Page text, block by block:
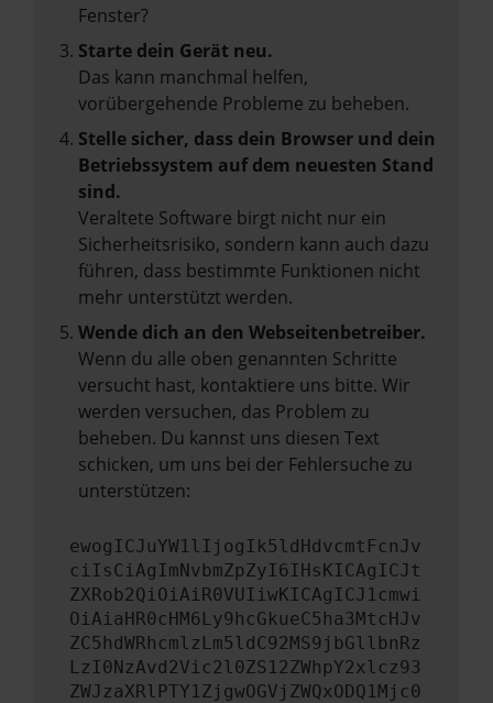
Fenster?
Starte dein Gerät neu.
Das kann manchmal helfen,
vorübergehende Probleme zu beheben.
Stelle sicher, dass dein Browser und dein
Betriebssystem auf dem neuesten Stand
sind.
Veraltete Software birgt nicht nur ein
Sicherheitsrisiko, sondern kann auch dazu
führen, dass bestimmte Funktionen nicht
mehr unterstützt werden.
Wende dich an den Webseitenbetreiber.
Wenn du alle oben genannten Schritte
versucht hast, kontaktiere uns bitte. Wir
werden versuchen, das Problem zu
beheben. Du kannst uns diesen Text
schicken, um uns bei der Fehlersuche zu
unterstützen:
ewogICJuYW1lIjogIk5ldHdvcmtFcnJv
ciIsCiAgImNvbmZpZyI6IHsKICAgICJt
ZXRob2QiOiAiR0VUIiwKICAgICJ1cmwi
OiAiaHR0cHM6Ly9hcGkueC5ha3MtcHJv
ZC5hdWRhcmlzLm5ldC92MS9jbGllbnRz
LzI0NzAvd2Vic2l0ZS12ZWhpY2xlcz93
ZWJzaXRlPTY1ZjgwOGVjZWQxODQ1Mjc0